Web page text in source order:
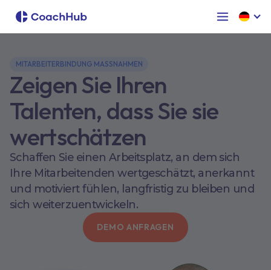
MITARBEITERBINDUNG MASSNAHMEN
Zeigen Sie Ihren
Talenten, dass Sie sie
wertschätzen
Schaffen Sie einen Arbeitsplatz, an dem sich
Ihre Mitarbeitenden wertgeschätzt, anerkannt
und motiviert fühlen, langfristig zu bleiben und
sich weiterzuentwickeln.
DEMO ANFRAGEN